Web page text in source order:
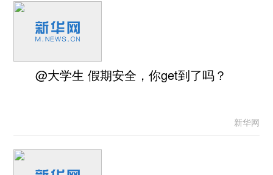
@大学生 假期安全，你get到了吗？
新华网